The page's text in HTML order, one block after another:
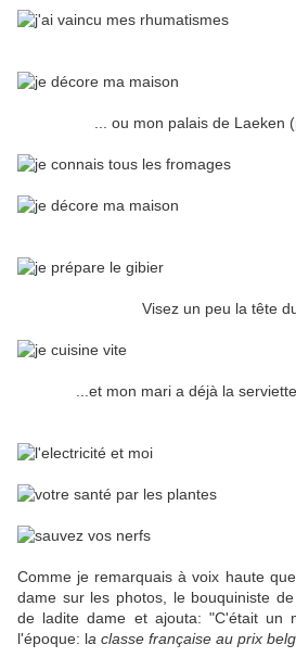
... ou mon palais de Laeken
Visez un peu la tête
...et mon mari a déjà la
Comme je remarquais à voix haute
dame sur les photos, le bouquiniste
de ladite dame et ajouta: "C'était un
l'époque: la classe française au prix